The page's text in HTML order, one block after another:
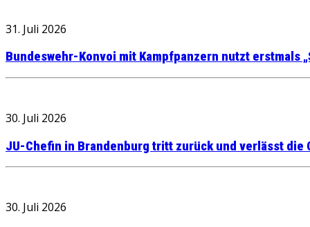
31. Juli 2026
Bundeswehr-Konvoi mit Kampfpanzern nutzt erstmals
30. Juli 2026
JU-Chefin in Brandenburg tritt zurück und verlässt die
30. Juli 2026